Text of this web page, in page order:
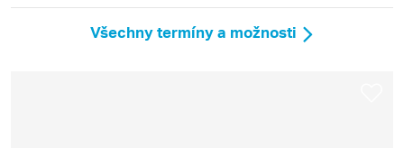
Všechny termíny a možnosti